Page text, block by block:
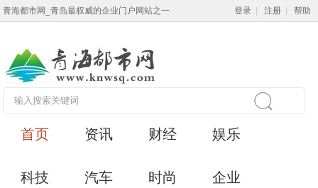
青海都市网_青岛最权威的企业门户网站之一 登录 注册 帮助
首页 资讯 财经 娱乐
科技 汽车 时尚 企业